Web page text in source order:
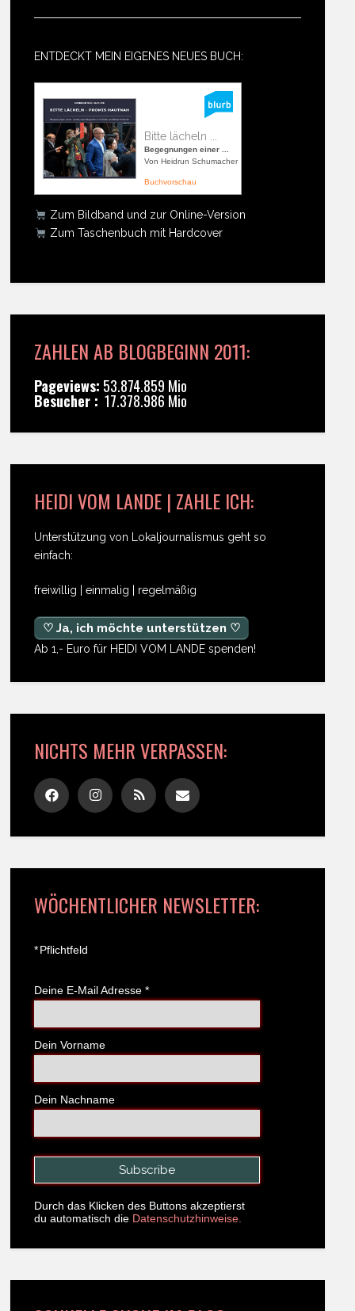
ENTDECKT MEIN EIGENES NEUES BUCH:
Bitte lächeln ...
Begegnungen einer ...
Von Heidrun Schumacher
Buchvorschau
Zum Bildband und zur Online-Version
Zum Taschenbuch mit Hardcover
ZAHLEN AB BLOGBEGINN 2011:
Pageviews: 53.874.859 Mio
Besucher : 17.378.986 Mio
HEIDI VOM LANDE | ZAHLE ICH:
Unterstützung von Lokaljournalismus geht so
einfach:
freiwillig | einmalig | regelmäßig
♡ Ja, ich möchte unterstützen ♡
Ab 1,- Euro für HEIDI VOM LANDE spenden!
NICHTS MEHR VERPASSEN:
WÖCHENTLICHER NEWSLETTER:
*Pflichtfeld
Deine E-Mail Adresse *
Dein Vorname
Dein Nachname
Durch das Klicken des Buttons akzeptierst
du automatisch die Datenschutzhinweise.